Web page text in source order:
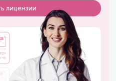
лицензии